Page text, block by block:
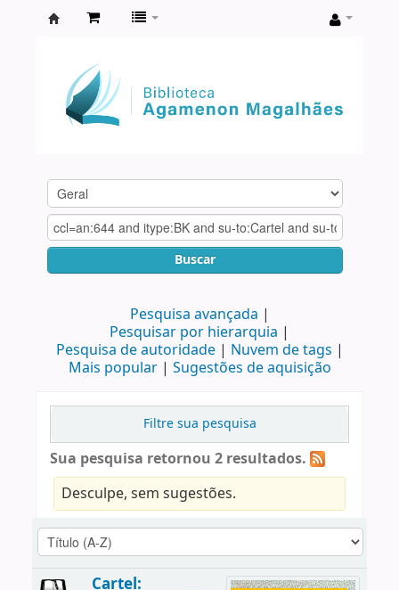
Agamenon
Magalhães
Buscar
Pesquisa avançada
Pesquisar por hierarquia
Pesquisa de autoridade
Nuvem de tags
Mais popular
Sugestões de aquisição
Filtre sua pesquisa
Sua pesquisa retornou 2 resultados.
Desculpe, sem sugestões.
Cartel: